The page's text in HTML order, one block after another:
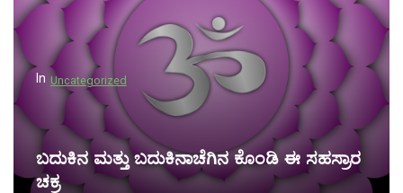
In Uncategorized
ಬದುಕಿನ ಮತ್ತು ಬದುಕಿನಾಚೆಗಿನ ಕೊಂಡಿ ಈ ಸಹಸ್ರಾರ
ಚಕ್ರ